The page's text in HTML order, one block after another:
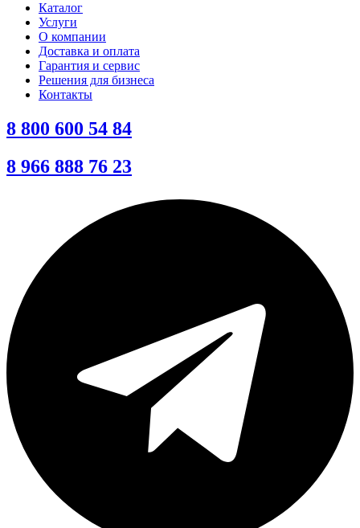
Каталог
Услуги
О компании
Доставка и оплата
Гарантия и сервис
Решения для бизнеса
Контакты
8 800 600 54 84
8 966 888 76 23